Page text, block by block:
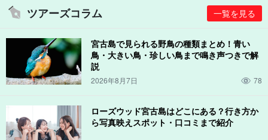
○カワハギ類
ポイントまでのクルージング中は、ウミガメが泳いでる姿が見れ
るかも！
ツアーズコラム 一覧を見る
宮古島で見られる野鳥の種類まとめ！青い
鳥・大きい鳥・珍しい鳥まで鳴き声つきで解
説
2026年8月7日 78
ローズウッド宮古島はどこにある？行き方か
ら写真映えスポット・口コミまで紹介